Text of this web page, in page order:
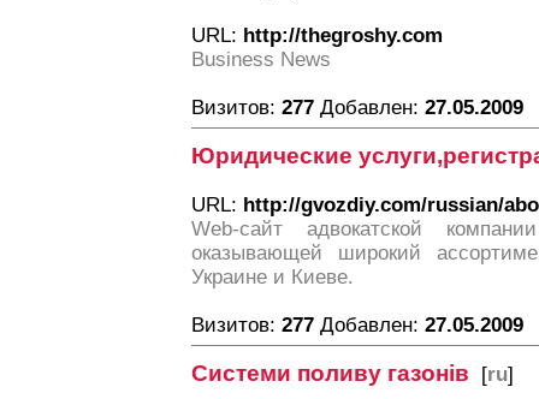
URL: http://thegroshy.com
Business News
Визитов: 277 Добавлен: 27.05.2009
Юридические
URL: http://gvozdiy.com/russian/
Web-сайт адвокатской
оказывающей широкий
Украине и Киеве.
Визитов: 277 Добавлен: 27.05.2009
Системи поливу газонів [ru]